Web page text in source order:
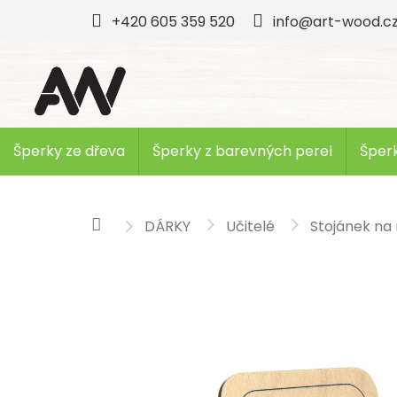
+420 605 359 520 info@art-wood.cz
Šperky ze dřeva Šperky z barevných perel
DomůDÁRKY Učitelé Stojánek